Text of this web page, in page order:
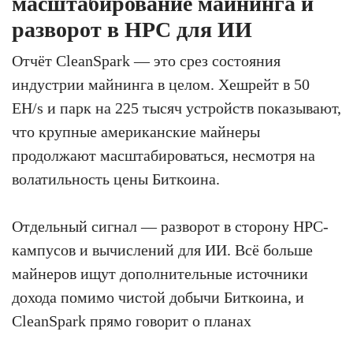
разворот в HPC для ИИ
Отчёт CleanSpark — это срез состояния
индустрии майнинга в целом. Хешрейт в 50
EH/s и парк на 225 тысяч устройств показывают,
что крупные американские майнеры
продолжают масштабироваться, несмотря на
волатильность цены Биткоина.
Отдельный сигнал — разворот в сторону HPC-
кампусов и вычислений для ИИ. Всё больше
майнеров ищут дополнительные источники
дохода помимо чистой добычи Биткоина, и
CleanSpark прямо говорит о планах